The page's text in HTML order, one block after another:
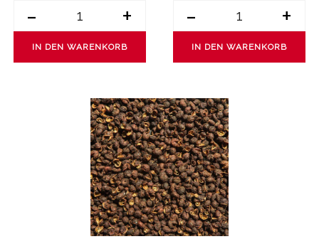
- +
IN DEN WARENKORB
- +
IN DEN WARENKORB